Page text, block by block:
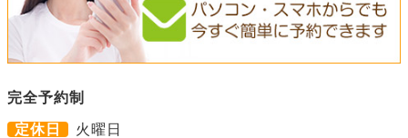
完全予約制
定休日 火曜日